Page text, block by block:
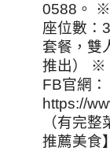
0588。
座位數：
套餐，雙
推出） ※
FB官網：
https://
（有完
推薦美食